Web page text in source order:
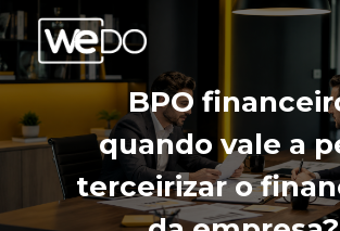
BPO
quando vale a
terceirizar o